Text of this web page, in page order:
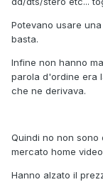
Potevano usare
basta.
Infine non hanno
parola d'ordine era
che ne derivava.
Quindi no non sono
mercato home
Hanno alzato il